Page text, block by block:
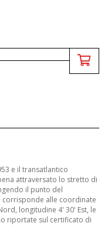
e il transatlantico
attraversato lo stretto di
il punto del
corrisponde alle coordinate
longitudine 4' 30' Est, le
riportate sul certificato di